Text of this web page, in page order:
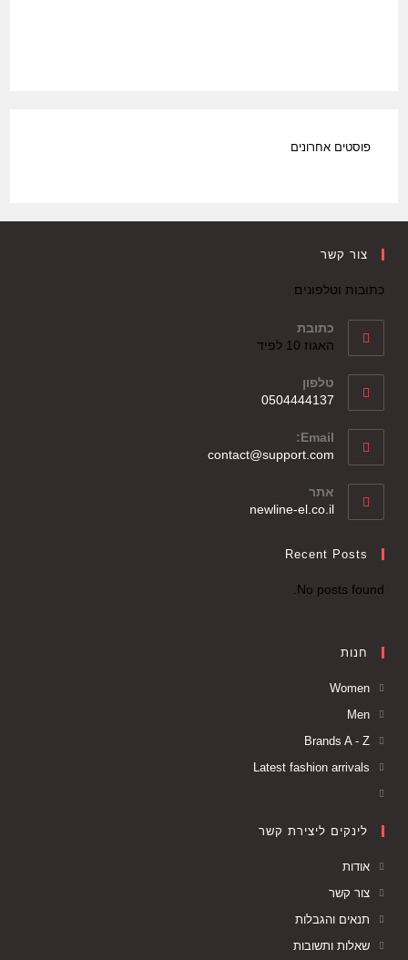
פוסטים אחרונים
צור קשר
כתובות וטלפונים
כתובת
האגוז 10 לפיד
טלפון
0504444137
Email:
contact@support.com
אתר
newline-el.co.il
Recent Posts
No posts found.
חנות
Women
Men
Brands A - Z
Latest fashion arrivals
לינקים ליצירת קשר
אודות
צור קשר
תנאים והגבלות
שאלות ותשובות